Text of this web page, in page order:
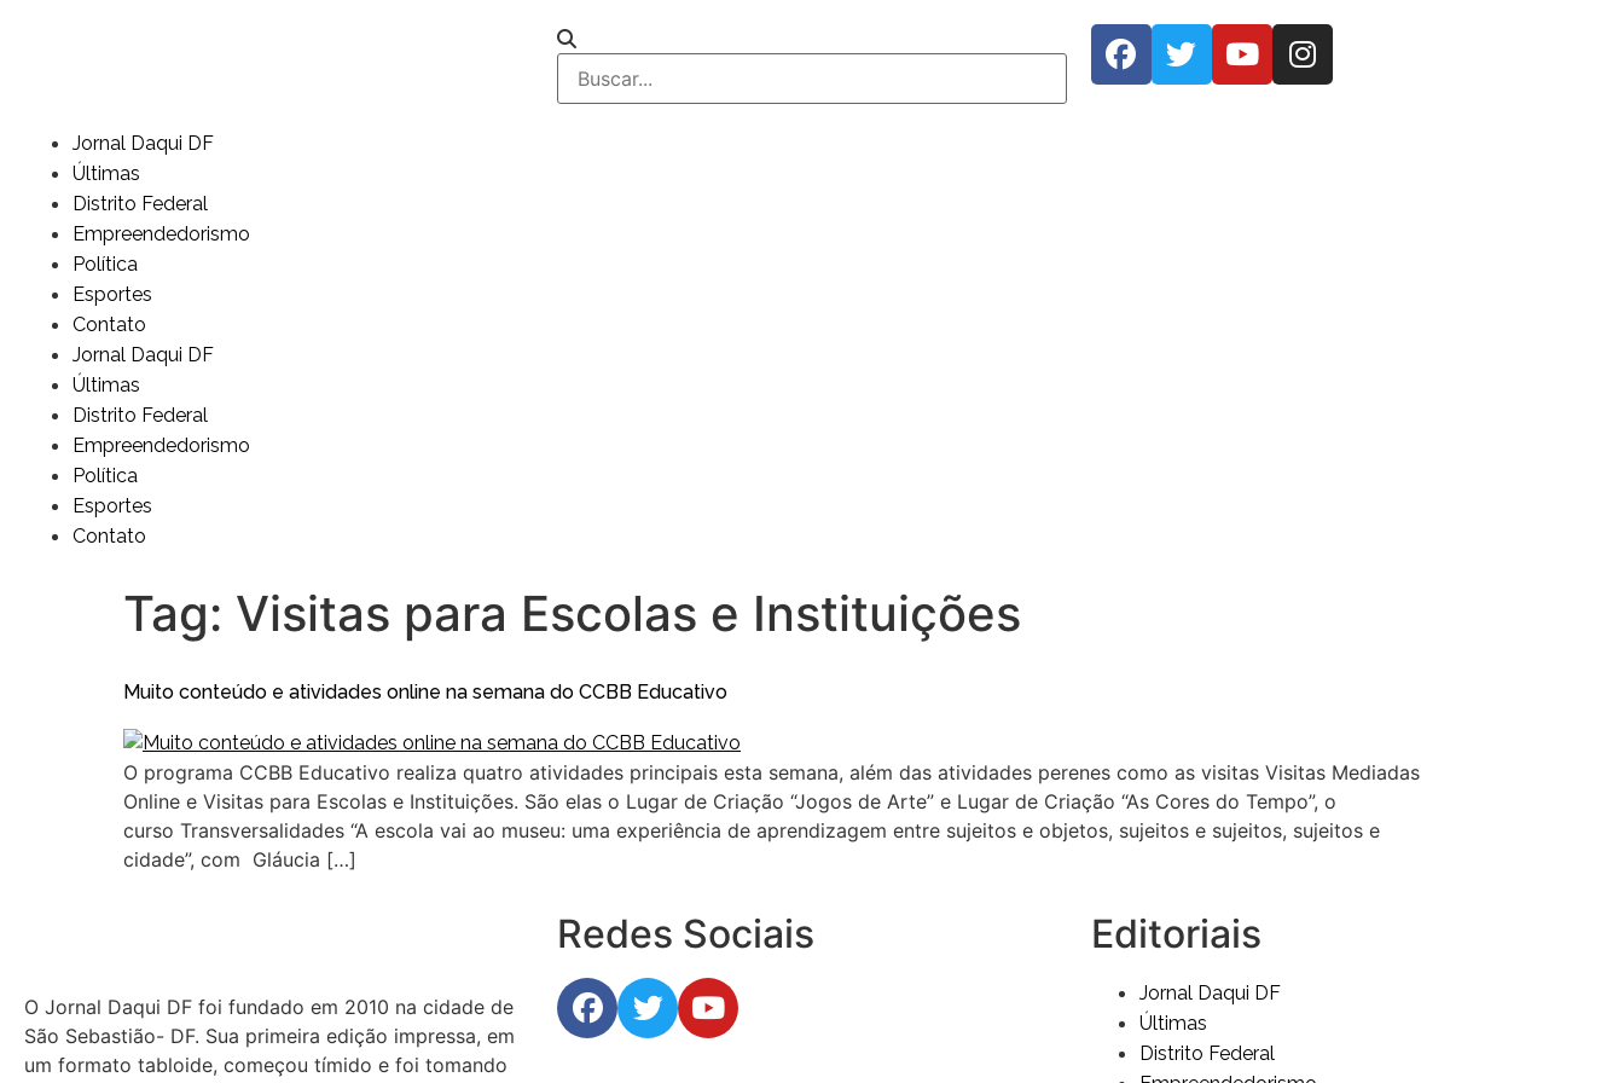
Jornal Daqui DF
Últimas
Distrito Federal
Empreendedorismo
Política
Esportes
Contato
Jornal Daqui DF
Últimas
Distrito Federal
Empreendedorismo
Política
Esportes
Contato
Tag: Visitas para Escolas e Instituições
Muito conteúdo e atividades online na semana do CCBB Educativo
O programa CCBB Educativo realiza quatro atividades principais esta semana, além das atividades perenes como as visitas Visitas Mediadas
Online e Visitas para Escolas e Instituições. São elas o Lugar de Criação “Jogos de Arte” e Lugar de Criação “As Cores do Tempo”, o
curso Transversalidades “A escola vai ao museu: uma experiência de aprendizagem entre sujeitos e objetos, sujeitos e sujeitos, sujeitos e
cidade”, com Gláucia […]
O Jornal Daqui DF foi fundado em 2010 na cidade de
São Sebastião- DF. Sua primeira edição impressa, em
um formato tabloide, começou tímido e foi tomando
Redes Sociais Editoriais
Jornal Daqui DF
Últimas
Distrito Federal